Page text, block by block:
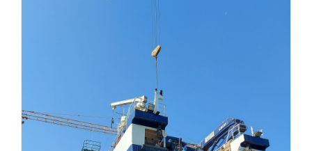
Cardama Shipyard comienza
los trabajos de mantenimiento